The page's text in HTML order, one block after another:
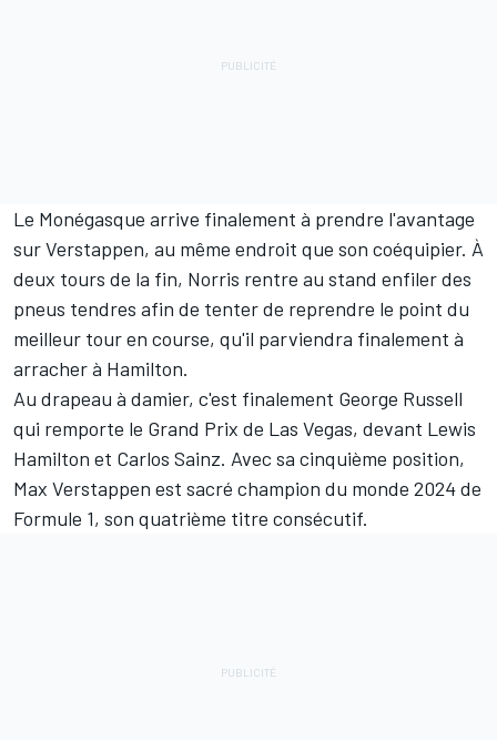
Le Monégasque arrive finalement à prendre l'avantage
sur Verstappen, au même endroit que son coéquipier. À
deux tours de la fin, Norris rentre au stand enfiler des
pneus tendres afin de tenter de reprendre le point du
meilleur tour en course, qu'il parviendra finalement à
arracher à Hamilton.
Au drapeau à damier, c'est finalement George Russell
qui remporte le Grand Prix de Las Vegas, devant Lewis
Hamilton et Carlos Sainz. Avec sa cinquième position,
Max Verstappen est sacré champion du monde 2024 de
Formule 1, son quatrième titre consécutif.